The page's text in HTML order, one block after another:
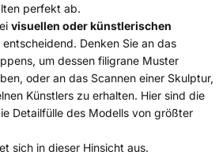
perfekt ab.
visuellen oder künstlerischen
Denken Sie an das
um dessen filigrane Muster
oder an das Scannen einer Skulptur,
Künstlers zu erhalten. Hier sind die
Detailfülle des Modells von größter
sich in dieser Hinsicht aus.